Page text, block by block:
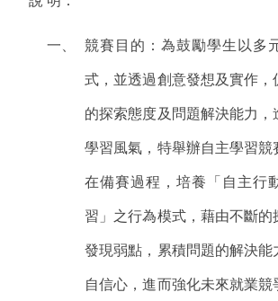
一、 競賽目的：為鼓勵學生以多
式，並透過創意發想及實作，
的探索態度及問題解決能力，
學習風氣，特舉辦自主學習競
在備賽過程，培養「自主行
習」之行為模式，藉由不斷的
發現弱點，累積問題的解決能
自信心，進而強化未來就業競